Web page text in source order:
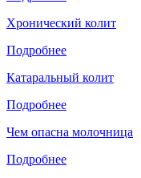
Хронический колит
Подробнее
Катаральный колит
Подробнее
Чем опасна молочница
Подробнее